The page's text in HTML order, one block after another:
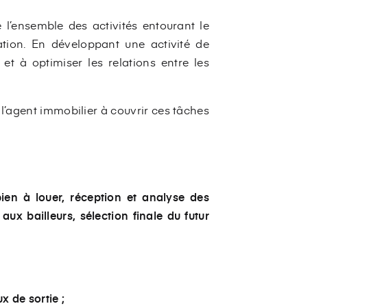
des activités entourant le
En développant une activité de
à optimiser les relations entre les
immobilier à couvrir ces tâches
à louer, réception et analyse des
bailleurs, sélection finale du futur
de sortie ;